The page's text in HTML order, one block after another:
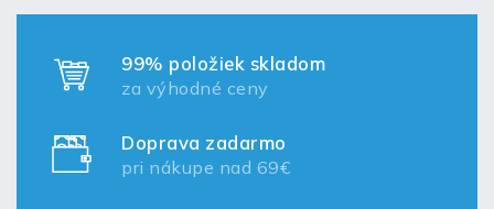
99% položiek skladom
za výhodné ceny
Doprava zadarmo
pri nákupe nad 69€